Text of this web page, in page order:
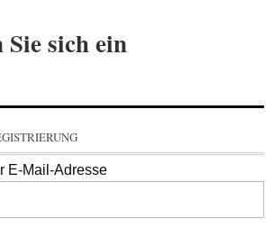
sich ein
E-Mail-Adresse